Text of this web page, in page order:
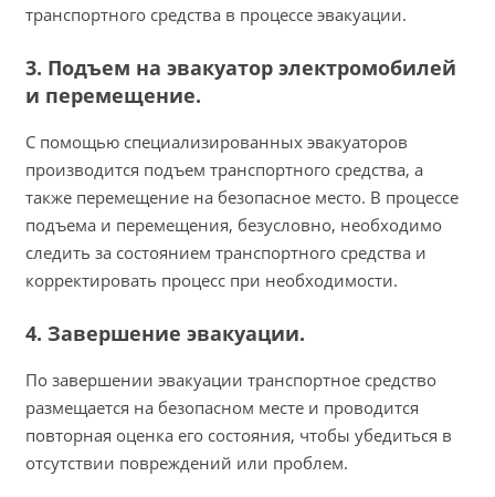
транспортного средства в процессе эвакуации.
3. Подъем на эвакуатор электромобилей
и перемещение.
С помощью специализированных эвакуаторов
производится подъем транспортного средства, а
также перемещение на безопасное место. В процессе
подъема и перемещения, безусловно, необходимо
следить за состоянием транспортного средства и
корректировать процесс при необходимости.
4. Завершение эвакуации.
По завершении эвакуации транспортное средство
размещается на безопасном месте и проводится
повторная оценка его состояния, чтобы убедиться в
отсутствии повреждений или проблем.